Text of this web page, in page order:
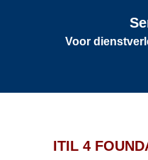
Voor
ITIL 4